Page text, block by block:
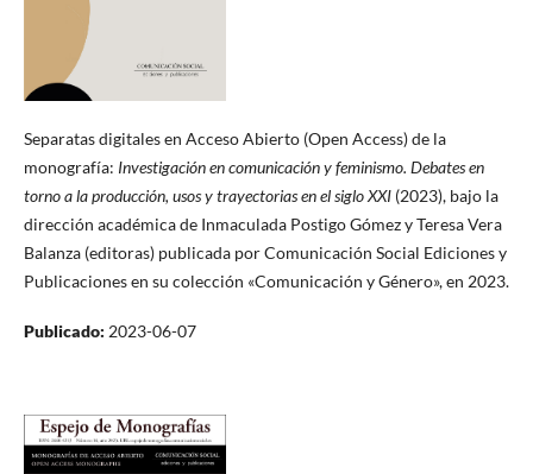
Separatas digitales en Acceso Abierto (Open Access) de la
monografía: Investigación en comunicación y feminismo. Debates en
torno a la producción, usos y trayectorias en el siglo XXI(2023), bajo la
dirección académica de Inmaculada Postigo Gómez y Teresa Vera
Balanza (editoras) publicada por Comunicación Social Ediciones y
Publicaciones en su colección «Comunicación y Género», en 2023.
Publicado: 2023-06-07